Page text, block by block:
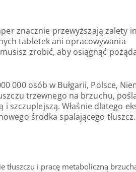
znacznie przewyższają zalety
tabletek ani opracowywania
zrobić, aby osiągnąć
000 osób w Bułgarii, Polsce,
trzewnego na brzuchu,
szczuplejszą. Właśnie dlatego
środka spalającego tłuszcz.
tłuszczu i pracę metaboliczną